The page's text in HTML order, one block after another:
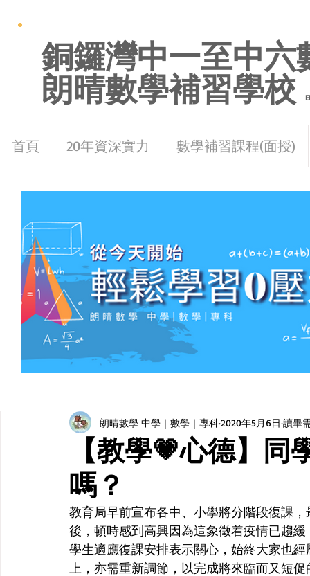
銅鑼灣中一至中六
朗晴數學補習學校
首頁 20年資深實力 數學補習課程(面授)
【教學💗心德】
嗎？
朗晴數學 中學｜數學｜專科2020年5月6日 讀畢
教育局早前宣布各中、小學將分階段復課
後，頓時感到高興因為這象徵着疫情已趨
學生適應復課安排表示關心，始終大家也
上，亦需重新調節，以完成將來臨而又短